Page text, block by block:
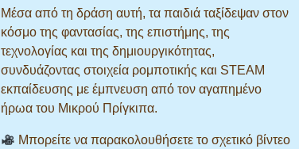
Μέσα από τη δράση αυτή, τα παιδιά ταξίδεψαν στον
κόσμο της φαντασίας, της επιστήμης, της
τεχνολογίας και της δημιουργικότητας,
συνδυάζοντας στοιχεία ρομποτικής και STEAM
εκπαίδευσης με έμπνευση από τον αγαπημένο
ήρωα του Μικρού Πρίγκιπα.
Μπορείτε να παρακολουθήσετε το σχετικό βίντεο